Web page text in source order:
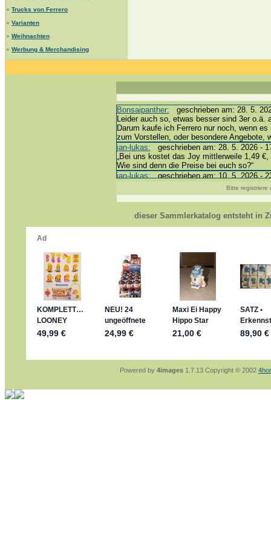
» Trucks von Ferrero
» Varianten
» Weihnachten
» Werbung & Merchandising
Bonsaipanther: geschrieben am: 28. 5.
Leider auch so, etwas besser sind 3er o.ä.
Darum kaufe ich Ferrero nur noch, wenn
zum Vorstellen, oder besondere Angebote,
jan-lukas: geschrieben am: 28. 5. 2026 -
„Bei uns kostet das Joy mittlerweile 1,49
Wie sind denn die Preise bei euch so?“
jan-lukas:geschrieben am: 10. 5. 2026 -
Bonsaipanther:geschrieben am: 10. 5.
@ Harald
https://www.ue-ei-portal-
Dein Enkel sollte zur Strafe die nächsten
Für die Figuren VC307, 310, 318 und 326
mein Enkel hat die leider weggeworfen
jan-lukas:
geschrieben am: 29. 4. 2026 -
https://www.ferrero-
sammelspass.de/einladung/
jan-lukas:
geschrieben am: 28. 4. 2026 -
stimmt, jetzt fällt es mir auch ein
*Bussi*
Bonsaipanther:
geschrieben am: 28. 4.
So habe ich das in Erinnerung ... oder?
jan-lukas:geschrieben am: 28. 4. 2026 -
Bitte registriere
dieser Sammlerkatalog entsteht in
Powered by 4images1.7.13 Copyright © 2002